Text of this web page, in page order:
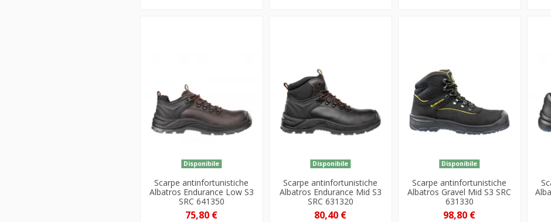
Disponibile
Scarpe antinfortunistiche
Albatros Endurance Low S3
SRC 641350
75,80 €
Disponibile
Scarpe antinfortunistiche
Albatros Endurance Mid S3
SRC 631320
80,40 €
Disponibile
Scarpe antinfortunistiche
Albatros Gravel Mid S3 SRC
631330
98,80 €